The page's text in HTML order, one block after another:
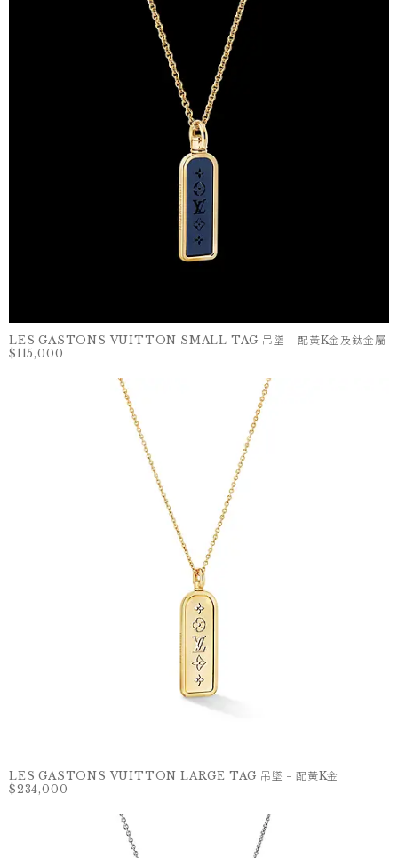
LES GASTONS VUITTON SMALL TAG 吊墜 - 配黃K金及鈦金屬
$115,000
LES GASTONS VUITTON LARGE TAG 吊墜 - 配黃K金
$234,000